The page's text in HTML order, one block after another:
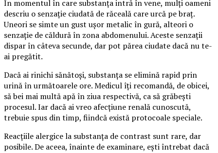
În momentul în care substanța intră în vene, mulți oameni
descriu o senzație ciudată de răceală care urcă pe braț.
Uneori se simte un gust ușor metalic în gură, alteori o
senzație de căldură în zona abdomenului. Aceste senzații
dispar în câteva secunde, dar pot părea ciudate dacă nu te-
ai pregătit.
Dacă ai rinichi sănătoși, substanța se elimină rapid prin
urină în următoarele ore. Medicul îți recomandă, de obicei,
să bei mai multă apă în ziua respectivă, ca să grăbești
procesul. Iar dacă ai vreo afecțiune renală cunoscută,
trebuie spus din timp, fiindcă există protocoale speciale.
Reacțiile alergice la substanța de contrast sunt rare, dar
posibile. De aceea, înainte de examinare, ești întrebat dacă